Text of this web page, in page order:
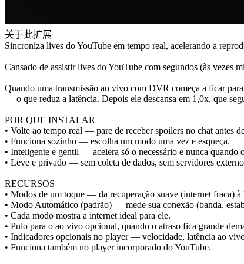
关于此扩展
Sincroniza lives do YouTube em tempo real, acelerando a
Cansado de assistir lives do YouTube com segundos (às vezes
Quando uma transmissão ao vivo com DVR começa a ficar
— o que reduz a latência. Depois ele descansa em 1,0x, que
POR QUE INSTALAR
• Volte ao tempo real — pare de receber spoilers no chat antes
• Funciona sozinho — escolha um modo uma vez e esqueça.
• Inteligente e gentil — acelera só o necessário e nunca quando
• Leve e privado — sem coleta de dados, sem servidores
RECURSOS
• Modos de um toque — da recuperação suave (internet fraca)
• Modo Automático (padrão) — mede sua conexão (banda,
• Cada modo mostra a internet ideal para ele.
• Pulo para o ao vivo opcional, quando o atraso fica grande
• Indicadores opcionais no player — velocidade, latência ao
• Funciona também no player incorporado do YouTube.